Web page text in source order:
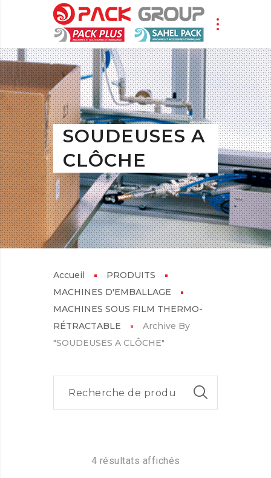
SOUDEUSES A
CLÔCHE
Accueil
PRODUITS
MACHINES D'EMBALLAGE
MACHINES SOUS FILM THERMO-
RÉTRACTABLE
Archive By
"SOUDEUSES A CLÔCHE"
4 résultats affichés